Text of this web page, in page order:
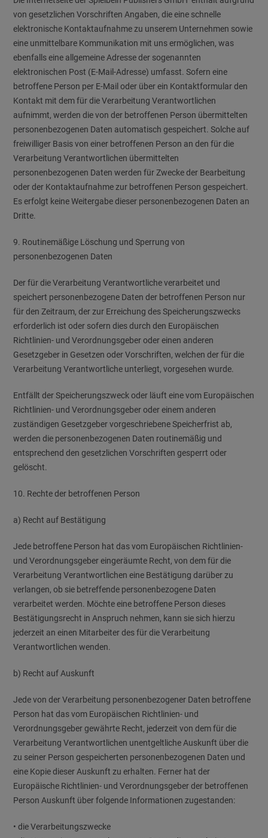
von gesetzlichen Vorschriften Angaben, die eine schnelle
elektronische Kontaktaufnahme zu unserem Unternehmen sowie
eine unmittelbare Kommunikation mit uns ermöglichen, was
ebenfalls eine allgemeine Adresse der sogenannten
elektronischen Post (E-Mail-Adresse) umfasst. Sofern eine
betroffene Person per E-Mail oder über ein Kontaktformular den
Kontakt mit dem für die Verarbeitung Verantwortlichen
aufnimmt, werden die von der betroffenen Person übermittelten
personenbezogenen Daten automatisch gespeichert. Solche auf
freiwilliger Basis von einer betroffenen Person an den für die
Verarbeitung Verantwortlichen übermittelten
personenbezogenen Daten werden für Zwecke der Bearbeitung
oder der Kontaktaufnahme zur betroffenen Person gespeichert.
Es erfolgt keine Weitergabe dieser personenbezogenen Daten an
Dritte.
9. Routinemäßige Löschung und Sperrung von
personenbezogenen Daten
Der für die Verarbeitung Verantwortliche verarbeitet und
speichert personenbezogene Daten der betroffenen Person nur
für den Zeitraum, der zur Erreichung des Speicherungszwecks
erforderlich ist oder sofern dies durch den Europäischen
Richtlinien- und Verordnungsgeber oder einen anderen
Gesetzgeber in Gesetzen oder Vorschriften, welchen der für die
Verarbeitung Verantwortliche unterliegt, vorgesehen wurde.
Entfällt der Speicherungszweck oder läuft eine vom Europäischen
Richtlinien- und Verordnungsgeber oder einem anderen
zuständigen Gesetzgeber vorgeschriebene Speicherfrist ab,
werden die personenbezogenen Daten routinemäßig und
entsprechend den gesetzlichen Vorschriften gesperrt oder
gelöscht.
10. Rechte der betroffenen Person
a) Recht auf Bestätigung
Jede betroffene Person hat das vom Europäischen Richtlinien-
und Verordnungsgeber eingeräumte Recht, von dem für die
Verarbeitung Verantwortlichen eine Bestätigung darüber zu
verlangen, ob sie betreffende personenbezogene Daten
verarbeitet werden. Möchte eine betroffene Person dieses
Bestätigungsrecht in Anspruch nehmen, kann sie sich hierzu
jederzeit an einen Mitarbeiter des für die Verarbeitung
Verantwortlichen wenden.
b) Recht auf Auskunft
Jede von der Verarbeitung personenbezogener Daten betroffene
Person hat das vom Europäischen Richtlinien- und
Verordnungsgeber gewährte Recht, jederzeit von dem für die
Verarbeitung Verantwortlichen unentgeltliche Auskunft über die
zu seiner Person gespeicherten personenbezogenen Daten und
eine Kopie dieser Auskunft zu erhalten. Ferner hat der
Europäische Richtlinien- und Verordnungsgeber der betroffenen
Person Auskunft über folgende Informationen zugestanden:
• die Verarbeitungszwecke